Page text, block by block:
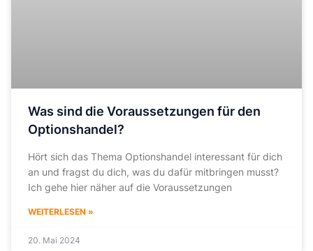
Was sind die Voraussetzungen für den
Optionshandel?
Hört sich das Thema Optionshandel interessant für dich
an und fragst du dich, was du dafür mitbringen musst?
Ich gehe hier näher auf die Voraussetzungen
WEITERLESEN »
20. Mai 2024